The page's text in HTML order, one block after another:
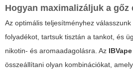
Hogyan maximalizáljuk a gőz
Az optimális teljesítményhez
folyadékot, tartsuk tisztán a tankot, és
nikotin- és aromaadagolásra. Az
összeállítani olyan kombinációkat,